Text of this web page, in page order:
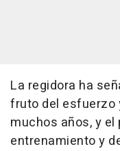
La regidora ha
fruto del esfuerzo
muchos años, y
entrenamiento y